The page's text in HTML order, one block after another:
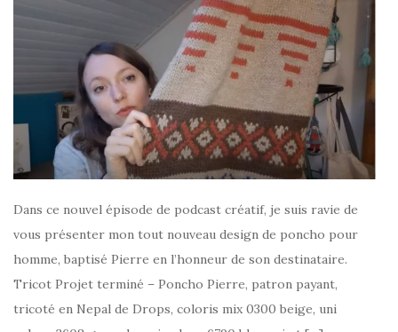
Dans ce nouvel épisode de podcast créatif, je suis ravie de
vous présenter mon tout nouveau design de poncho pour
homme, baptisé Pierre en l’honneur de son destinataire.
Tricot Projet terminé – Poncho Pierre, patron payant,
tricoté en Nepal de Drops, coloris mix 0300 beige, uni